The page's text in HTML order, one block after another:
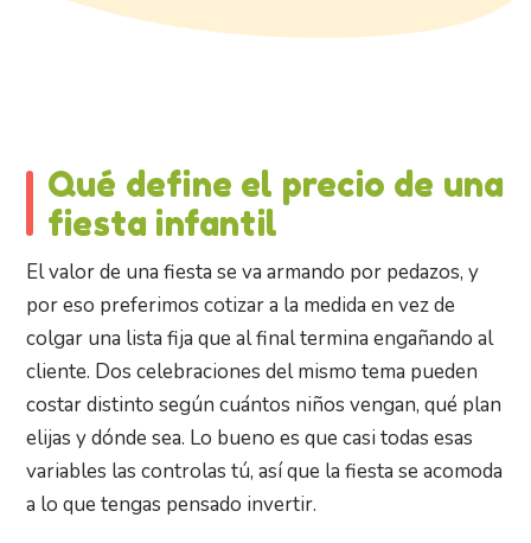
Qué define el precio de una
fiesta infantil
El valor de una fiesta se va armando por pedazos, y
por eso preferimos cotizar a la medida en vez de
colgar una lista fija que al final termina engañando al
cliente. Dos celebraciones del mismo tema pueden
costar distinto según cuántos niños vengan, qué plan
elijas y dónde sea. Lo bueno es que casi todas esas
variables las controlas tú, así que la fiesta se acomoda
a lo que tengas pensado invertir.